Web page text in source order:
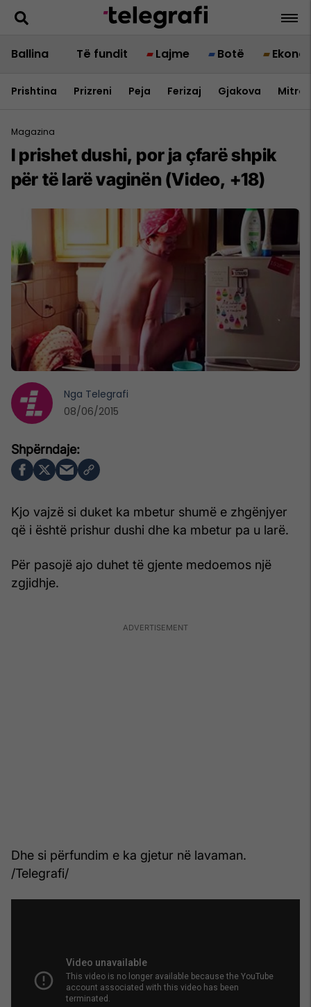
Ballina Të fundit Lajme Botë
Prishtina Prizreni Peja Ferizaj Gjakova
Magazina
I prishet dushi, por ja çfarë shpik
për të larë vaginën (Video, +18)
Kjo vajzë si duket ka mbetur shumë e zhgënjyer
që i është prishur dushi dhe ka mbetur pa u larë.
Për pasojë ajo duhet të gjente medoemos një
zgjidhje.
Dhe si përfundim e ka gjetur në lavaman.
/Telegrafi/
Nga Telegrafi
08/06/2015